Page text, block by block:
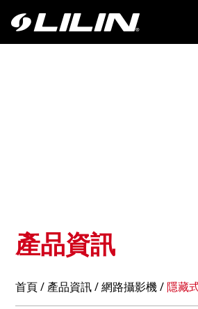
產品資訊
首頁/ 產品資訊/ 網路攝影機 /隱藏